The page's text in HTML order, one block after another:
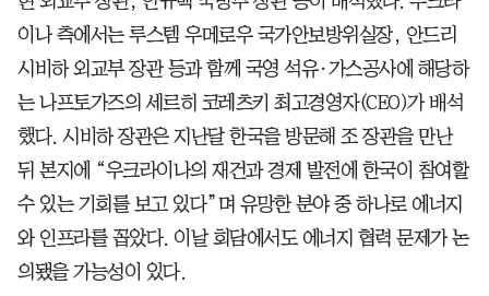
이나 측에서는 루스템 우메로우 국가안보방위실장, 안드리
시비하 외교부 장관 등과 함께 국영 석유·가스공사에 해당하
는 나프토가즈의 세르히 코레츠키 최고경영자(CEO)가 배석
했다. 시비하 장관은 지난달 한국을 방문해 조 장관을 만난
뒤 본지에 “우크라이나의 재건과 경제 발전에 한국이 참여할
수 있는 기회를 보고 있다”며 유망한 분야 중 하나로 에너지
와 인프라를 꼽았다. 이날 회담에서도 에너지 협력 문제가 논
의됐을 가능성이 있다.